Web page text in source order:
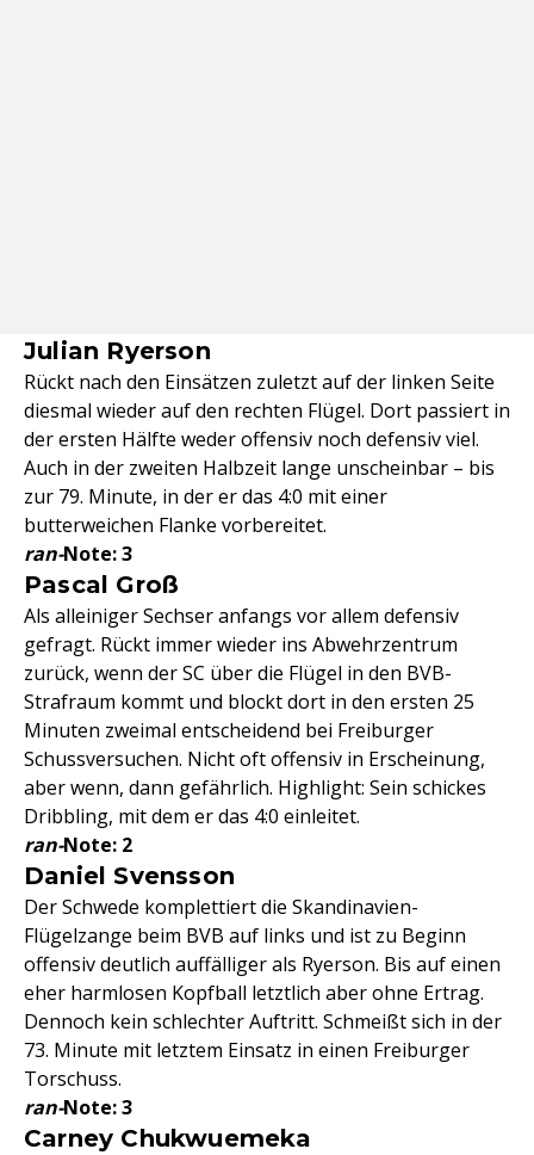
Julian Ryerson
Rückt nach den Einsätzen zuletzt auf der linken Seite
diesmal wieder auf den rechten Flügel. Dort passiert in
der ersten Hälfte weder offensiv noch defensiv viel.
Auch in der zweiten Halbzeit lange unscheinbar – bis
zur 79. Minute, in der er das 4:0 mit einer
butterweichen Flanke vorbereitet.
ran-Note: 3
Pascal Groß
Als alleiniger Sechser anfangs vor allem defensiv
gefragt. Rückt immer wieder ins Abwehrzentrum
zurück, wenn der SC über die Flügel in den BVB-
Strafraum kommt und blockt dort in den ersten 25
Minuten zweimal entscheidend bei Freiburger
Schussversuchen. Nicht oft offensiv in Erscheinung,
aber wenn, dann gefährlich. Highlight: Sein schickes
Dribbling, mit dem er das 4:0 einleitet.
ran-Note: 2
Daniel Svensson
Der Schwede komplettiert die Skandinavien-
Flügelzange beim BVB auf links und ist zu Beginn
offensiv deutlich auffälliger als Ryerson. Bis auf einen
eher harmlosen Kopfball letztlich aber ohne Ertrag.
Dennoch kein schlechter Auftritt. Schmeißt sich in der
73. Minute mit letztem Einsatz in einen Freiburger
Torschuss.
ran-Note: 3
Carney Chukwuemeka